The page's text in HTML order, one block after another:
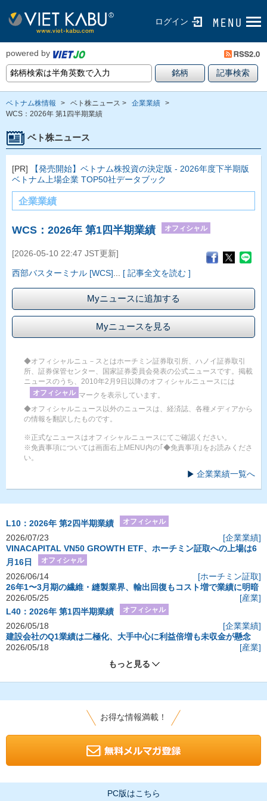
ログイン
powered by
ベトナム株情報 > ベト株ニュース > 企業業績 >
WCS：2026年 第1四半期業績
ベト株ニュース
[PR]
【発売開始】ベトナム株投資の決定版 - 2026年度下半期版
ベトナム上場企業 TOP50社データブック
企業業績
WCS：2026年 第1四半期業績 オフィシャル
[2026-05-10 22:47 JST更新]
西部バスターミナル [WCS] [ 記事全文を読む ]
Myニュースに追加する
Myニュースを見る
◆オフィシャルニュ－スとはホーチミン証券取引所、ハノイ証券取引
所、証券保管センター、国家証券委員会発表の公式ニュースです。掲載
ニュースのうち、2010年2月9日以降のオフィシャルニュースには
オフィシャル マークを表示しています。
◆オフィシャルニュース以外のニュースは、経済誌、各種メディアから
の情報を翻訳したものです。
※正式なニュースはオフィシャルニュースにてご確認ください。
※免責事項については画面右上MENU内の｢◆免責事項｣をお読みくださ
い。
企業業績一覧へ
L10：2026年 第2四半期業績 オフィシャル
2026/07/23
[企業業績]
VINACAPITAL VN50 GROWTH ETF、ホーチミン証取への上場は6
月16日
オフィシャル
2026/06/14
[ホーチミン証取]
26年1〜3月期の繊維・縫製業界、輸出回復もコスト増で業績に明暗
2026/05/25
[産業]
L40：2026年 第1四半期業績
オフィシャル
2026/05/18
[企業業績]
建設会社のQ1業績は二極化、大手中心に利益倍増も未収金が懸念
2026/05/18
[産業]
もっと見る
お得な情報満載！
PC版はこちら